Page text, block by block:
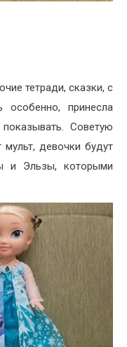
тетради, сказки, с
особенно, принесла
Советую
девочки будут
и Эльзы, которыми